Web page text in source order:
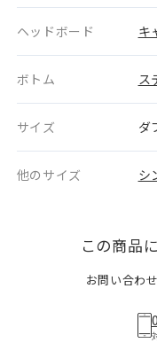
ヘッドボード キ
ボトム ス
サイズ ダ
他のサイズ シ
この商品
お問い合わ